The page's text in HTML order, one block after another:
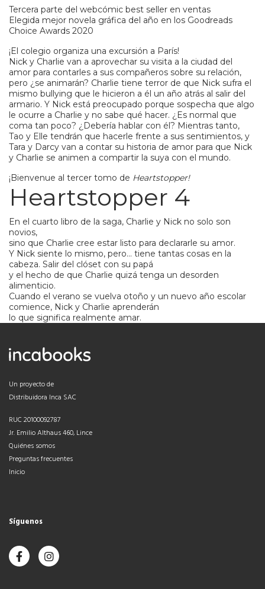
Tercera parte del webcómic best seller en ventas
Elegida mejor novela gráfica del año en los Goodreads
Choice Awards 2020
¡El colegio organiza una excursión a París!
Nick y Charlie van a aprovechar su visita a la ciudad del
amor para contarles a sus compañeros sobre su relación,
pero ¿se animarán? Charlie tiene terror de que Nick sufra el
mismo bullying que le hicieron a él un año atrás al salir del
armario. Y Nick está preocupado porque sospecha que algo
le ocurre a Charlie y no sabe qué hacer. ¿Es normal que
coma tan poco? ¿Debería hablar con él? Mientras tanto,
Tao y Elle tendrán que hacerle frente a sus sentimientos, y
Tara y Darcy van a contar su historia de amor para que Nick
y Charlie se animen a compartir la suya con el mundo.
¡Bienvenue al tercer tomo de Heartstopper!
Heartstopper 4
En el cuarto libro de la saga, Charlie y Nick no solo son
novios,
sino que Charlie cree estar listo para declararle su amor.
Y Nick siente lo mismo, pero… tiene tantas cosas en la
cabeza. Salir del clóset con su papá
y el hecho de que Charlie quizá tenga un desorden
alimenticio.
Cuando el verano se vuelva otoño y un nuevo año escolar
comience, Nick y Charlie aprenderán
lo que significa realmente amar.
Un proyecto de
Distribuidora Inca SAC
RUC 20100092787
Jr. Emilio Althaus 460, Lince
Quiénes somos
Preguntas frecuentes
Inicio
Síguenos